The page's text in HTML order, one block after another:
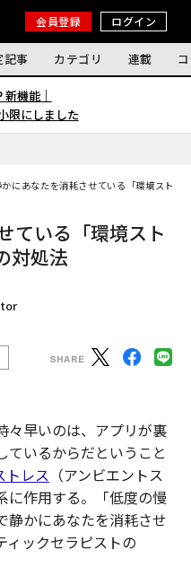
会員登録 ログイン
記事 カテゴリ 連載
機能｜
限にしました
かにあなたを消耗させている「環境ストレ
ている「環境スト
対処法
々早いのは、アプリが裏
ているからだということ
トレス （アンビエントス
に作用する。「低度の慢
静かにあなたを消耗させ
ィックセラピストの